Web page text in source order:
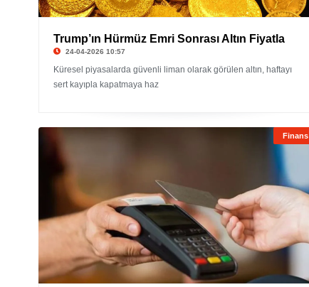
Trump’ın Hürmüz Emri Sonrası Altın Fiyatla
24-04-2026 10:57
Küresel piyasalarda güvenli liman olarak görülen altın, haftayı
sert kayıpla kapatmaya haz
Finans